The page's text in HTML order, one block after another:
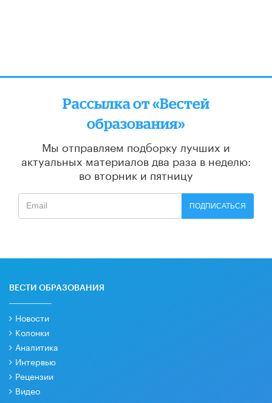
Рассылка от «Вестей
образования»
Мы отправляем подборку лучших и
актуальных материалов два раза в неделю:
во вторник и пятницу
ПОДПИСАТЬСЯ
ВЕСТИ ОБРАЗОВАНИЯ
Новости
Колонки
Аналитика
Интервью
Рецензии
Видео